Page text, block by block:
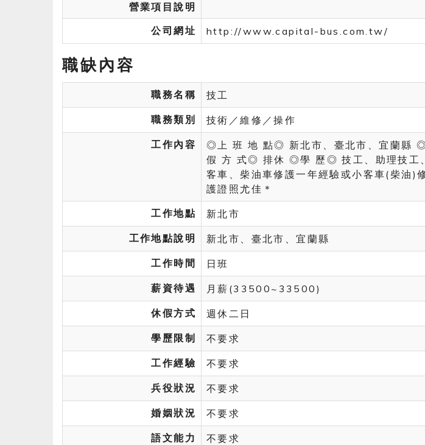
營業項目說明
公司網址
http://www.capital-bus.com.tw/
職缺內容
職務名稱
技工
職務類別
技術／維修／操作
工作內容
◎上 班 地 點◎ 新北市、臺北市、宜蘭縣
假 方 式◎ 排休 ◎學 歷◎ 技工、助理技工
客車、柴油車修護一年經驗或小客車(柴油)
護證照尤佳＊
工作地點
新北市
工作地點說明
新北市、臺北市、宜蘭縣
工作時間
日班
薪資待遇
月薪(33500~33500)
休假方式
週休二日
學歷限制
不要求
工作經驗
不要求
兵役狀況
不要求
婚姻狀況
不要求
語文能力
不要求